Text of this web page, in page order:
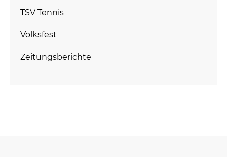
TSV Tennis
Volksfest
Zeitungsberichte